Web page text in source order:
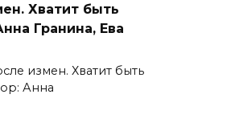
Хватит быть
Гранина, Ева
измен. Хватит быть
Анна